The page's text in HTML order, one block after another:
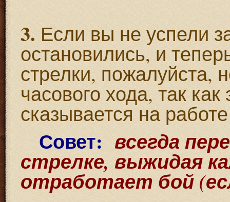
3.Если вы не успели
остановились, и
стрелки, пожалуйста,
часового хода, так
сказывается на
Совет: всегда
стрелке, выжидая
отработает бой